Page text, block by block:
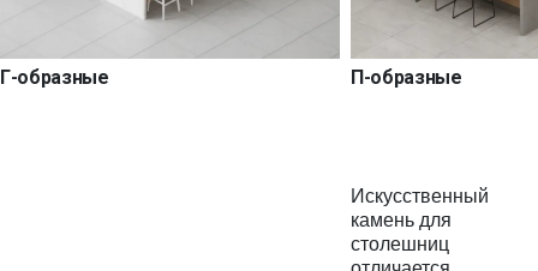
Г-образные П-образные
Искусственный
камень для
столешниц